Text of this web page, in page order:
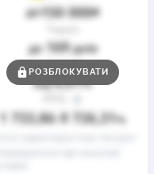
до150 000₴
до 169днів
Ставка
від0,01%
1 733,86– 9 726,31%
РОЗБЛОКУВАТИ